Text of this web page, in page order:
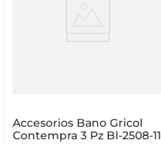
Accesorios Bano Gricol
Contempra 3 Pz Bl-2508-11